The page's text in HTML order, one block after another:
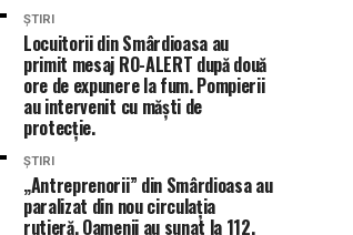
ȘTIRI
Locuitorii din Smârdioasa au
primit mesaj RO-ALERT după două
ore de expunere la fum. Pompierii
au intervenit cu măști de
protecție.
ȘTIRI
„Antreprenorii” din Smârdioasa au
paralizat din nou circulația
rutieră. Oamenii au sunat la 112,